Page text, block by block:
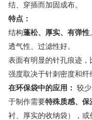
结、穿插而加固成布。
特点：
结构蓬松、厚实、有弹性
透气性、过滤性好。
表面有明显的针孔痕迹，
强度取决于针刺密度和纤
在环保袋中的应用： 较
于制作需要特殊质感、保
衬、厚实的收纳袋），或